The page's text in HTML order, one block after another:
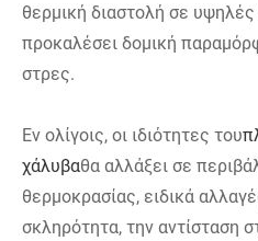
θερμική διαστολή σε
προκαλέσει δομική
στρες.
Εν ολίγοις, οι ιδιότητες του
χάλυβαθα αλλάξει σε
θερμοκρασίας, ειδικά
σκληρότητα, την αντίσταση